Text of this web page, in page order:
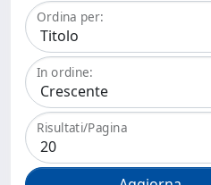
Ordina per:
In ordine:
Risultati/Pagina